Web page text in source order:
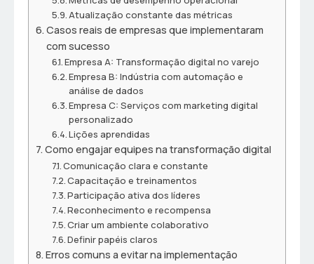
Atualização constante das métricas
Casos reais de empresas que implementaram
com sucesso
Empresa A: Transformação digital no varejo
Empresa B: Indústria com automação e
análise de dados
Empresa C: Serviços com marketing digital
personalizado
Lições aprendidas
Como engajar equipes na transformação digital
Comunicação clara e constante
Capacitação e treinamentos
Participação ativa dos líderes
Reconhecimento e recompensa
Criar um ambiente colaborativo
Definir papéis claros
Erros comuns a evitar na implementação